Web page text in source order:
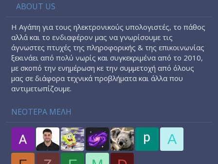
ABOUT US
Η Αγάπη για τους ηλεκτρονικούς υπολογιστές, το πάθος
αλλά και το ενδιαφέρον μας να γνωρίσουμε τις
άγνωστες πτυχές της πληροφορικής & της επικοινωνίας
ξεκινάει από πολύ νωρίς και συγκεκριμένα από το 2010,
με σκοπό την ενημέρωση κε την συμμετοχή από όλους
μας σε διάφορα τεχνικά προβλήματα και άλλα που
αντιμετωπίζουμε.
ΝΕΟΤΕΡΑ ΜΕΛΗ
A